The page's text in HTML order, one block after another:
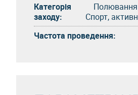
Категорія
заходу:
Спорт,
Частота проведення: